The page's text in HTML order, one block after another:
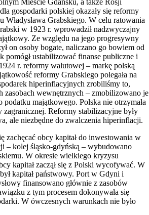
Mieście Gdańsku, a także Rosji
gospodarki polskiej okazały się reformy
Władysława Grabskiego. W celu ratowania
w 1923 r. wprowadził nadzwyczajny
Ze względu na jego progresywny
on osoby bogate, naliczano go bowiem od
pomógł ustabilizować finanse publiczne i
r. reformy walutowej – markę polską
reformy Grabskiego polegała na
hiperinflacyjnych zrobiliśmy to,
zasobach wewnętrznych – zmobilizowano je
podatku majątkowego. Polska nie otrzymała
zagranicznej. Reformy stabilizacyjne były
ale niezbędne do zwalczenia hiperinflacji.
zachęcać obcy kapitał do inwestowania w
– kolej śląsko-gdyńską – wybudowano
W okresie wielkiego kryzysu
kapitał zaczął się z Polski wycofywać. W
kapitał państwowy. Port w Gdyni i
finansowano głównie z zasobów
z tym procesem dokonywała się
W ówczesnych warunkach nie było